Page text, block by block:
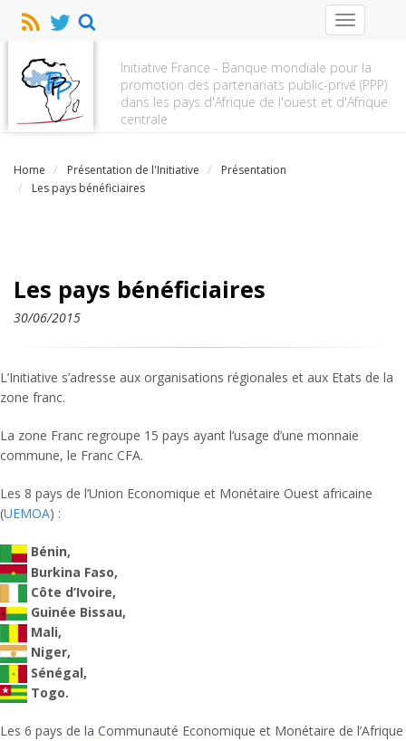
Initiative France - Banque mondiale pour la
promotion des partenariats public-privé (PPP)
dans les pays d'Afrique de l'ouest et d'Afrique
centrale
Toggle
navigation
Home Présentation de l'Initiative
Présentation
Les pays bénéficiaires
Les pays bénéficiaires
30/06/2015
L’Initiative s’adresse aux organisations régionales et aux Etats de la
zone franc.
La zone Franc regroupe 15 pays ayant l’usage d’une monnaie
commune, le Franc CFA.
Les 8 pays de l’Union Economique et Monétaire Ouest africaine
(UEMOA) :
Bénin,
Burkina Faso,
Côte d’Ivoire,
Guinée Bissau,
Mali,
Niger,
Sénégal,
Togo.
Les 6 pays de la Communauté Economique et Monétaire de l’Afrique